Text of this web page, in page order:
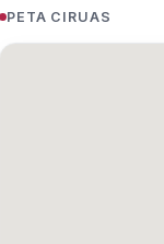
PETA CIRUAS